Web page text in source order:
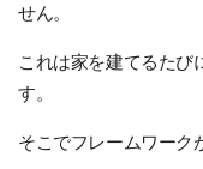
せん。
これは家を建てるたび
す。
そこでフレームワーク